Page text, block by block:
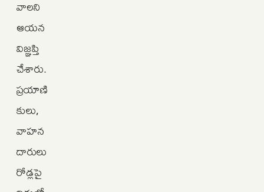
వాలని
ఆయన
విజ్ఞప్తి
చేశారు.
ప్రయాణి
కులు,
వాహన
దారులు
రోడ్లపై